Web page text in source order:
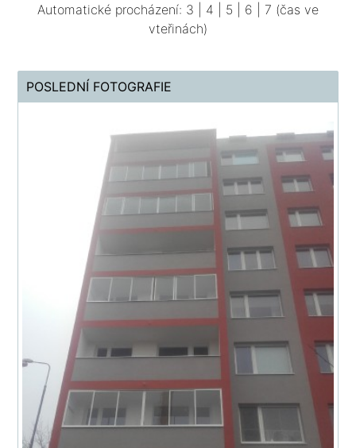
Automatické procházení: 3 4 5 6 7 (čas ve
vteřinách)
POSLEDNÍ FOTOGRAFIE